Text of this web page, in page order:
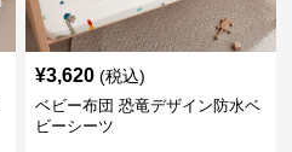
¥3,620 (税込)
ベビー布団 恐竜デザイン防水ベ
ビーシーツ